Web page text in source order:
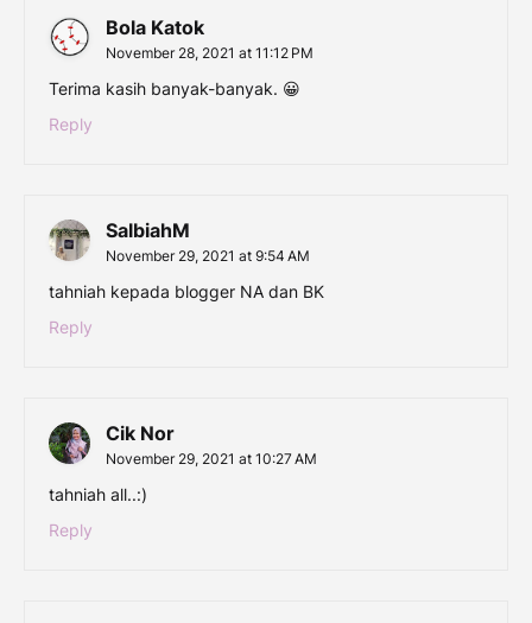
Bola Katok
November 28, 2021 at 11:12 PM
Terima kasih banyak-banyak. 😀
Reply
SalbiahM
November 29, 2021 at 9:54 AM
tahniah kepada blogger NA dan BK
Reply
Cik Nor
November 29, 2021 at 10:27 AM
tahniah all..:)
Reply